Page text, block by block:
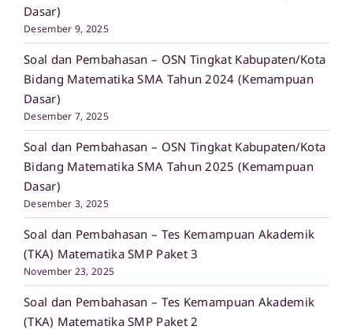
Dasar)
Desember 9, 2025
Soal dan Pembahasan – OSN Tingkat Kabupaten/Kota
Bidang Matematika SMA Tahun 2024 (Kemampuan
Dasar)
Desember 7, 2025
Soal dan Pembahasan – OSN Tingkat Kabupaten/Kota
Bidang Matematika SMA Tahun 2025 (Kemampuan
Dasar)
Desember 3, 2025
Soal dan Pembahasan – Tes Kemampuan Akademik
(TKA) Matematika SMP Paket 3
November 23, 2025
Soal dan Pembahasan – Tes Kemampuan Akademik
(TKA) Matematika SMP Paket 2